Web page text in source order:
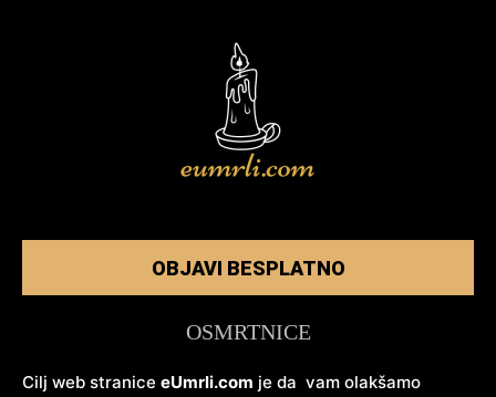
OBJAVI BESPLATNO
OSMRTNICE
Cilj web stranice eUmrli.com je da vam olakšamo